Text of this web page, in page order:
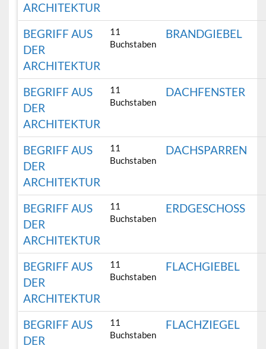
ARCHITEKTUR
BEGRIFF AUS
DER
ARCHITEKTUR
11
Buchstaben
BRANDGIEBEL
BEGRIFF AUS
DER
ARCHITEKTUR
11
Buchstaben
DACHFENSTER
BEGRIFF AUS
DER
ARCHITEKTUR
11
Buchstaben
DACHSPARREN
BEGRIFF AUS
DER
ARCHITEKTUR
11
Buchstaben
ERDGESCHOSS
BEGRIFF AUS
DER
ARCHITEKTUR
11
Buchstaben
FLACHGIEBEL
BEGRIFF AUS
DER
11
Buchstaben
FLACHZIEGEL